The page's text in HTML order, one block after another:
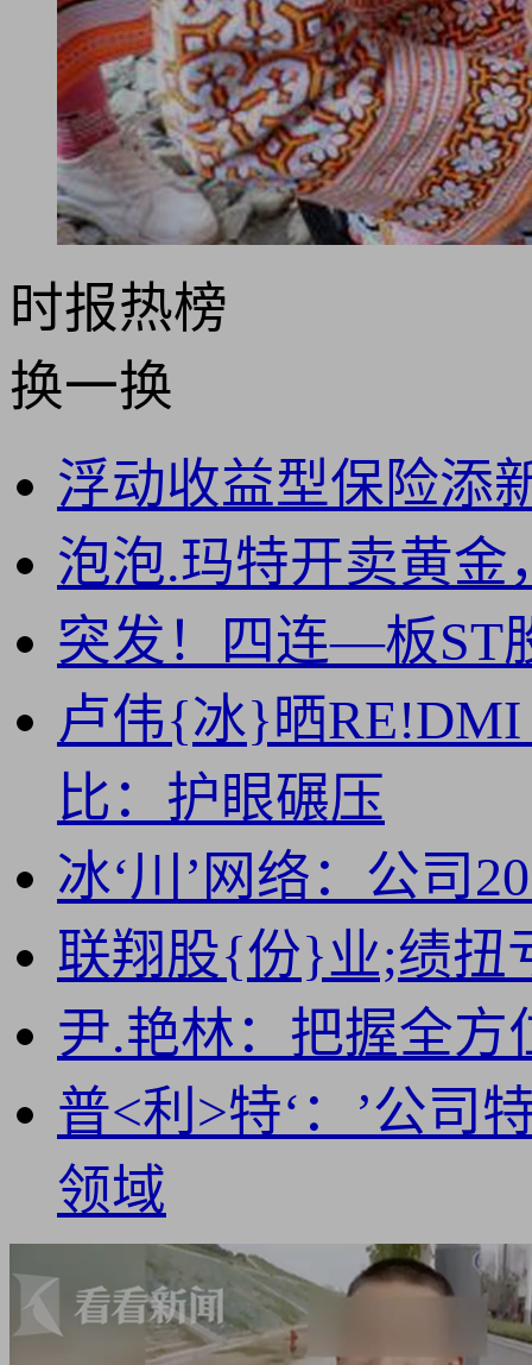
时报热榜
换一换
浮动收益型保险添
泡泡.玛特开卖黄金
突发！四连—板ST
卢伟{冰}晒RE!DMI
比：护眼碾压
冰‘川’网络：公司
联翔股{份}业;绩扭
尹.艳林：把握全
普<利>特‘：’公司
领域